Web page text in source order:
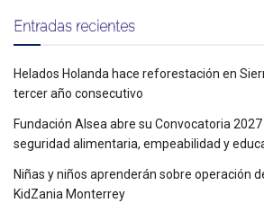
Entradas recientes
Helados Holanda hace reforestación en
tercer año consecutivo
Fundación Alsea abre su Convocatoria
seguridad alimentaria, empeabilidad y
Niñas y niños aprenderán sobre operación
KidZania Monterrey